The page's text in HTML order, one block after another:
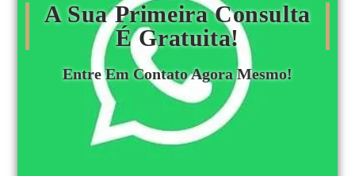
A Sua Primeira Consulta
É Gratuita!
Entre Em Contato Agora Mesmo!